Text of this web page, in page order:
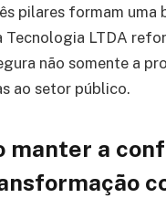
pilares formam uma
Tecnologia LTDA
não somente a
ao setor público.
manter a